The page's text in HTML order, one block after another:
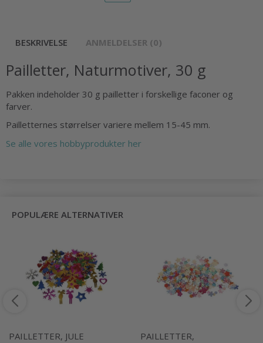
BESKRIVELSE ANMELDELSER (0)
Pailletter, Naturmotiver, 30 g
Pakken indeholder 30 g pailletter i forskellige faconer og
farver.
Pailletternes størrelser variere mellem 15-45 mm.
Se alle vores hobbyprodukter her
POPULÆRE ALTERNATIVER
PAILLETTER, JULE
PAILLETTER,